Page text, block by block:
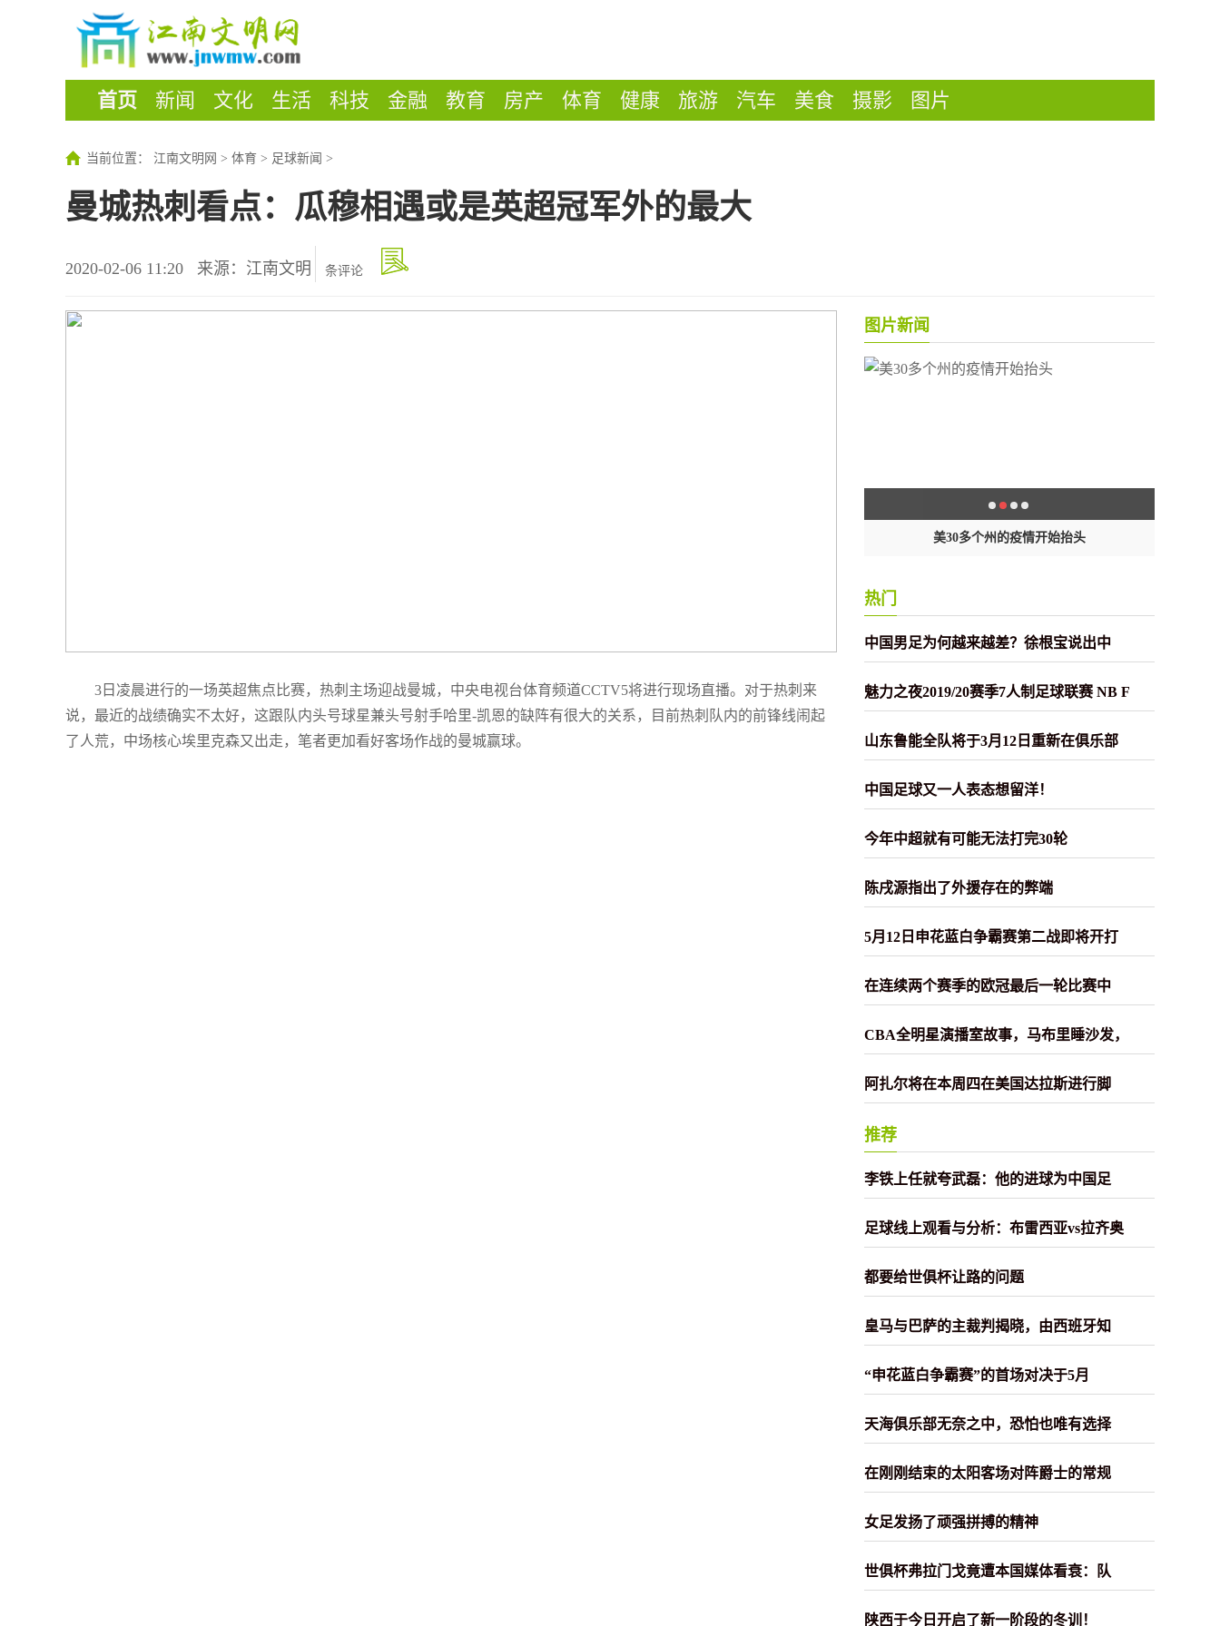
首页 新闻 文化 生活 科技 金融 教育 房产 体育 健康 旅游 汽车 美食 摄影 图片
当前位置： 江南文明网 > 体育 > 足球新闻 >
曼城热刺看点：瓜穆相遇或是英超冠军外的最大
2020-02-06 11:20 来源：江南文明 条评论
3日凌晨进行的一场英超焦点比赛，热刺主场迎战曼城，中央电视台体育频道CCTV5将进行现场直播。对于热刺来
说，最近的战绩确实不太好，这跟队内头号球星兼头号射手哈里-凯恩的缺阵有很大的关系，目前热刺队内的前锋线闹起
了人荒，中场核心埃里克森又出走，笔者更加看好客场作战的曼城赢球。
图片新闻
美30多个州的疫情开始抬头
热门
中国男足为何越来越差？徐根宝说出中
魅力之夜2019/20赛季7人制足球联赛 NB F
山东鲁能全队将于3月12日重新在俱乐部
中国足球又一人表态想留洋！
今年中超就有可能无法打完30轮
陈戌源指出了外援存在的弊端
5月12日申花蓝白争霸赛第二战即将开打
在连续两个赛季的欧冠最后一轮比赛中
CBA全明星演播室故事，马布里睡沙发，
阿扎尔将在本周四在美国达拉斯进行脚
推荐
李铁上任就夸武磊：他的进球为中国足
足球线上观看与分析：布雷西亚vs拉齐奥
都要给世俱杯让路的问题
皇马与巴萨的主裁判揭晓，由西班牙知
“申花蓝白争霸赛”的首场对决于5月
天海俱乐部无奈之中，恐怕也唯有选择
在刚刚结束的太阳客场对阵爵士的常规
女足发扬了顽强拼搏的精神
世俱杯弗拉门戈竟遭本国媒体看衰：队
陕西于今日开启了新一阶段的冬训！